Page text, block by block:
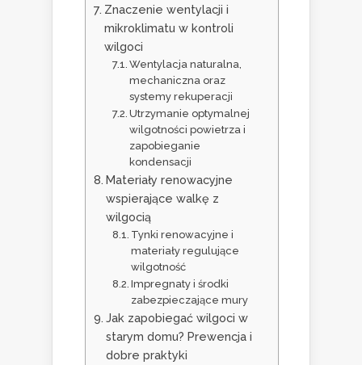
Znaczenie wentylacji i
mikroklimatu w kontroli
wilgoci
Wentylacja naturalna,
mechaniczna oraz
systemy rekuperacji
Utrzymanie optymalnej
wilgotności powietrza i
zapobieganie
kondensacji
Materiały renowacyjne
wspierające walkę z
wilgocią
Tynki renowacyjne i
materiały regulujące
wilgotność
Impregnaty i środki
zabezpieczające mury
Jak zapobiegać wilgoci w
starym domu? Prewencja i
dobre praktyki